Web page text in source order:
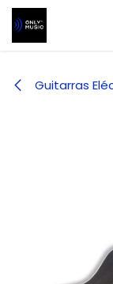
Ir al contenido
Guitarras